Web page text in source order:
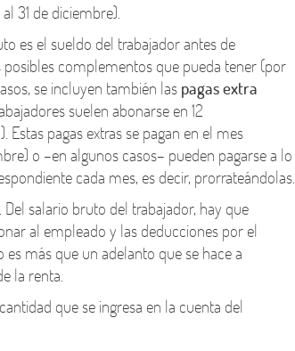
31 de diciembre).
es el sueldo del trabajador antes de
complementos que pueda tener (por
se incluyen también laspagas extra
suelen abonarse en 12
Estas pagas extras se pagan en el mes
o –en algunos casos– pueden pagarse a lo
cada mes, es decir, prorrateándolas.
. Del salario bruto del trabajador, hay que
al empleado y las deducciones por el
más que un adelanto que se hace a
la renta.
que se ingresa en la cuenta del